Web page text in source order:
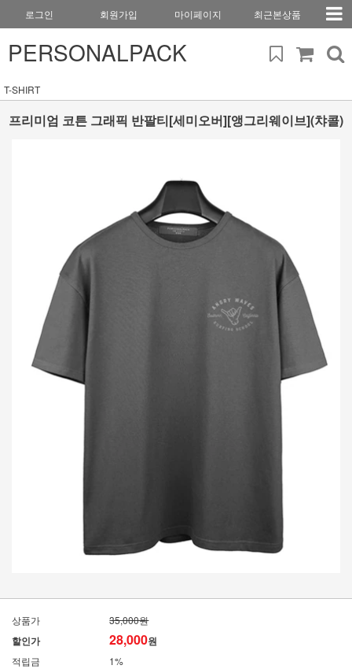
로그인 회원가입 마이페이지 최근본상품
PERSONALPACK
T-SHIRT
프리미엄 코튼 그래픽 반팔티[세미오버][앵그리웨이브](챠콜)
상품가 35,000원
할인가 28,000원
적립금
1%